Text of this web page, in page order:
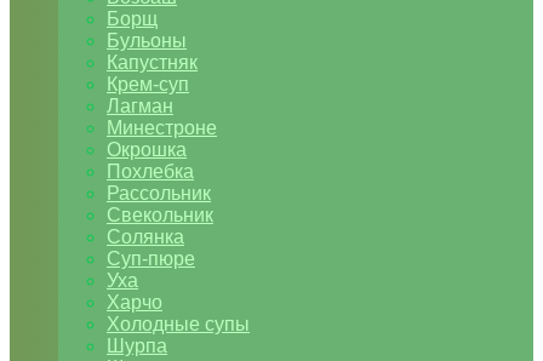
Борщ
Бульоны
Капустняк
Крем-суп
Лагман
Минестроне
Окрошка
Похлебка
Рассольник
Свекольник
Солянка
Суп-пюре
Уха
Харчо
Холодные супы
Шурпа